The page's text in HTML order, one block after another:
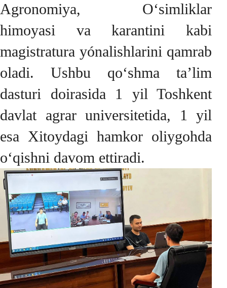
Agronomiya, O‘simliklar
himoyasi va karantini kabi
magistratura yónalishlarini qamrab
oladi. Ushbu qo‘shma ta’lim
dasturi doirasida 1 yil Toshkent
davlat agrar universitetida, 1 yil
esa Xitoydagi hamkor oliygohda
o‘qishni davom ettiradi.